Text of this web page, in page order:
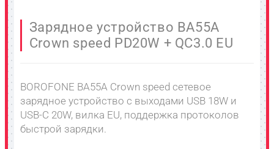
Зарядное устройство BA55A
Crown speed PD20W + QC3.0 EU
BOROFONE BA55A Crown speed сетевое
зарядное устройство с выходами USB 18W и
USB-C 20W, вилка EU, поддержка протоколов
быстрой зарядки.